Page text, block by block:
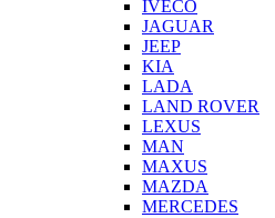
IVECO
JAGUAR
JEEP
KIA
LADA
LAND ROVER
LEXUS
MAN
MAXUS
MAZDA
MERCEDES